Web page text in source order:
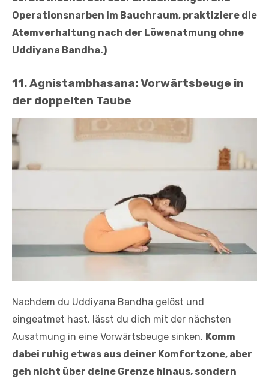
Operationsnarben im Bauchraum, praktiziere die
Atemverhaltung nach der Löwenatmung ohne
Uddiyana Bandha.)
11. Agnistambhasana: Vorwärtsbeuge in
der doppelten Taube
Nachdem du Uddiyana Bandha gelöst und
eingeatmet hast, lässt du dich mit der nächsten
Ausatmung in eine Vorwärtsbeuge sinken. Komm
dabei ruhig etwas aus deiner Komfortzone, aber
geh nicht über deine Grenze hinaus, sondern